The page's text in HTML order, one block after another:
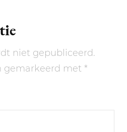
niet gepubliceerd.
gemarkeerd met *